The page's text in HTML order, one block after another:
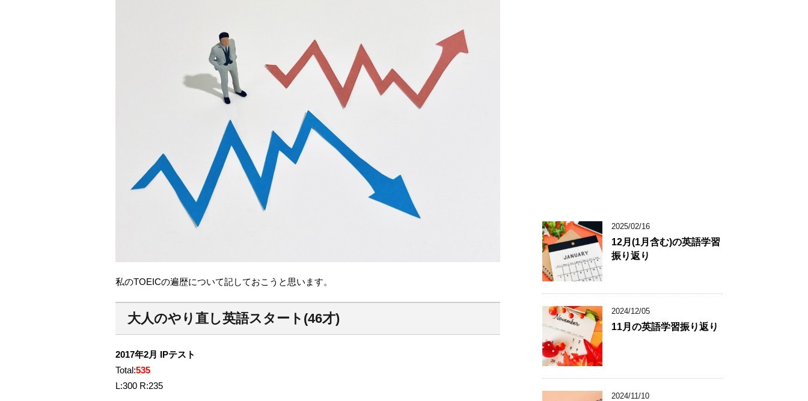
私のTOEICの遍歴について記しておこうと思います。
大人のやり直し英語スタート(46才)
2017年2月 IPテスト
Total:535
L:300 R:235
2025/02/16
12月(1月含む)の英語学習
振り返り
2024/12/05
11月の英語学習振り返り
2024/11/10